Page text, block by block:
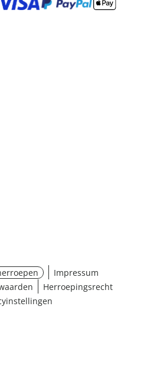
Impressum
Herroepingsrecht